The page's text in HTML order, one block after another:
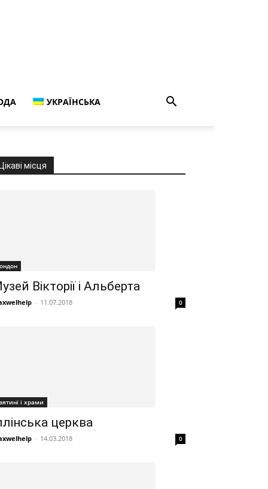
УКРАЇНСЬКА
Цікаві місця
Вікторії і Альберта
- 11.07.2018 0
і храми
церква
- 14.03.2018 0